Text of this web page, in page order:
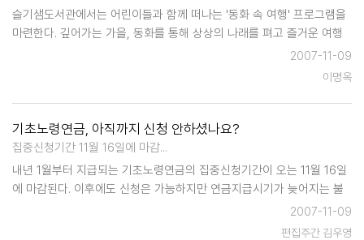
슬기샘도서관에서는 어린이들과 함께 떠나는 '동화 속 여행' 프로그램을
마련한다. 깊어가는 가을, 동화를 통해 상상의 나래를 펴고 즐거운 여행
을 할 수있는 이 프로그램은 오는 11월 24일 토요일, 오전 11시부터 12시
부터 어울림터 (도서관 2층)에서 실시된다.어린이 누구나 참가할 수 있으
2007-11-09
이명옥
기초노령연금, 아직까지 신청 안하셨나요?
집중신청기간 11월 16일에 마감...
내년 1월부터 지급되는 기초노령연금의 집중신청기간이 오는 11월 16일
에 마감된다. 이후에도 신청은 가능하지만 연금지급시기가 늦어지는 불
이익을 당할 수도 있으므로 시는 기간 내에 신청해 주기를 바라고 있다.
수원시는 수급예상자 2만5854명 중에서 당연수급자를 제외한 2만1271
2007-11-09
편집주간 김우영